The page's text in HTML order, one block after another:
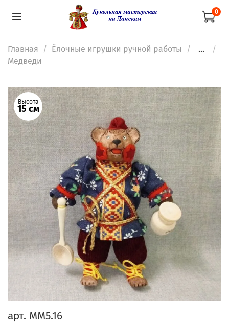
0
Главная Ёлочные игрушки ручной работы
...
Медведи
Высота
15 см
арт. ММ5.16